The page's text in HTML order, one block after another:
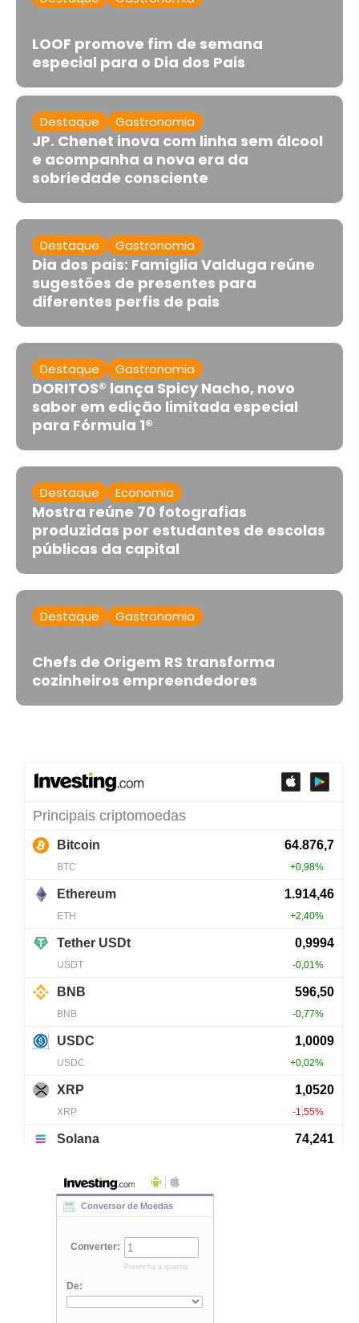
LOOF promove fim de semana
especial para o Dia dos Pais
Destaque Gastronomia
JP. Chenet inova com linha sem álcool
e acompanha a nova era da
sobriedade consciente
Destaque Gastronomia
Dia dos pais: Famiglia Valduga reúne
sugestões de presentes para
diferentes perfis de pais
Destaque Gastronomia
DORITOS® lança Spicy Nacho, novo
sabor em edição limitada especial
para Fórmula 1®
Destaque Economia
Mostra reúne 70 fotografias
produzidas por estudantes de escolas
públicas da capital
Destaque Gastronomia
Chefs de Origem RS transforma
cozinheiros empreendedores